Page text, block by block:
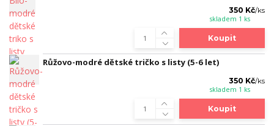
350 Kč/ks
skladem 1 ks
Koupit
Růžovo-modré dětské tričko s listy (5-6 let)
350 Kč/ks
skladem 1 ks
Koupit